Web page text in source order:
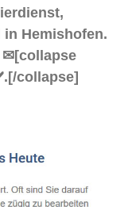
Hemishofen.
✉[collapse
collapse]